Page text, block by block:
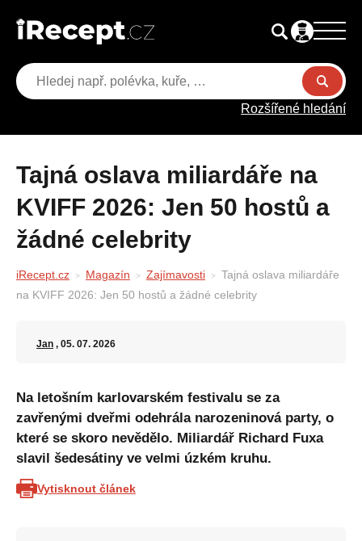
Rozšířené hledání
Tajná oslava miliardáře na
KVIFF 2026: Jen 50 hostů a
žádné celebrity
iRecept.cz Magazín Zajímavosti
Tajná oslava miliardáře
na KVIFF 2026: Jen 50 hostů a žádné celebrity
Jan , 05. 07. 2026
Na letošním karlovarském festivalu se za
zavřenými dveřmi odehrála narozeninová party, o
které se skoro nevědělo. Miliardář Richard Fuxa
slavil šedesátiny ve velmi úzkém kruhu.
Vytisknout článek